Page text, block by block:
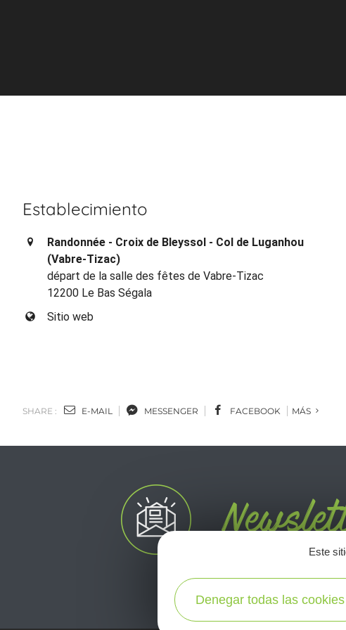
Establecimiento
Randonnée - Croix de Bleyssol - Col de Luganhou
(Vabre-Tizac)
départ de la salle des fêtes de Vabre-Tizac
12200 Le Bas Ségala
Sitio web
SHARE : E-MAIL MESSENGER FACEBOOK MÁS
Este
Denegar todas las cookies